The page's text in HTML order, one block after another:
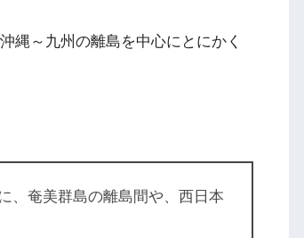
縄～九州の離島を中心にとにかく
、奄美群島の離島間や、西日本